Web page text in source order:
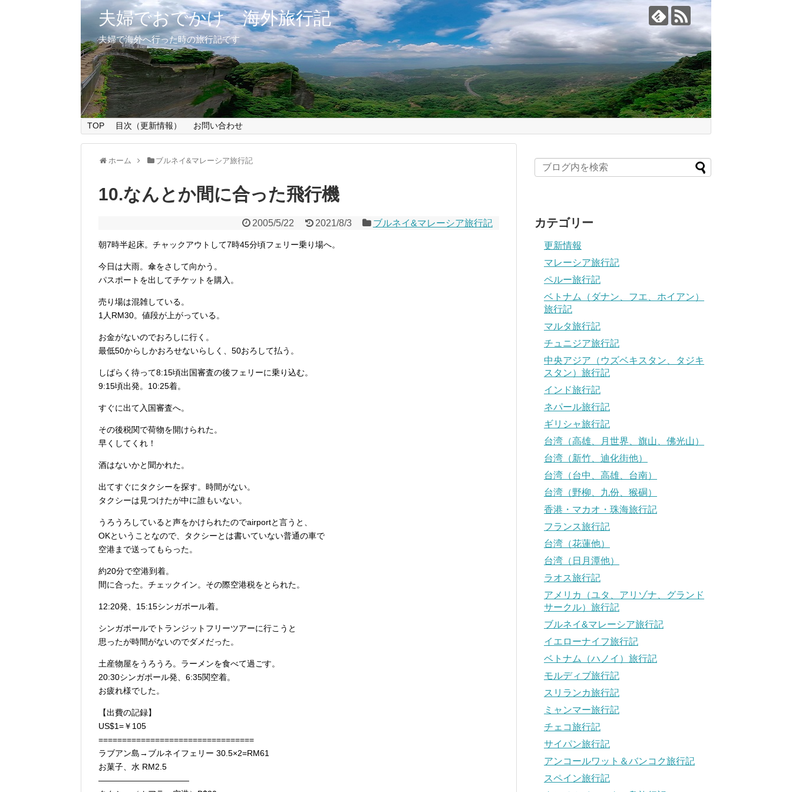
夫婦でおでかけ 海外旅行記
夫婦で海外へ行った時の旅行記です
TOP 目次（更新情報） お問い合わせ
ホーム ブルネイ&マレーシア旅行記
10.なんとか間に合った飛行機
2005/5/22 2021/8/3 ブルネイ&マレーシア旅行記
朝7時半起床。チャックアウトして7時45分頃フェリー乗り場へ。
今日は大雨。傘をさして向かう。
パスポートを出してチケットを購入。
売り場は混雑している。
1人RM30。値段が上がっている。
お金がないのでおろしに行く。
最低50からしかおろせないらしく、50おろして払う。
しばらく待って8:15頃出国審査の後フェリーに乗り込む。
9:15頃出発。10:25着。
すぐに出て入国審査へ。
その後税関で荷物を開けられた。
早くしてくれ！
酒はないかと聞かれた。
出てすぐにタクシーを探す。時間がない。
タクシーは見つけたが中に誰もいない。
うろうろしていると声をかけられたのでairportと言うと、
OKということなので、タクシーとは書いていない普通の車で
空港まで送ってもらった。
約20分で空港到着。
間に合った。チェックイン。その際空港税をとられた。
12:20発、15:15シンガポール着。
シンガポールでトランジットフリーツアーに行こうと
思ったが時間がないのでダメだった。
土産物屋をうろうろ。ラーメンを食べて過ごす。
20:30シンガポール発、6:35関空着。
お疲れ様でした。
【出費の記録】
US$1=￥105
=================================
ラブアン島→ブルネイフェリー 30.5×2=RM61
お菓子、水 RM2.5
———————————
カテゴリー
更新情報
マレーシア旅行記
ペルー旅行記
ベトナム（ダナン、フエ、ホイアン）
旅行記
マルタ旅行記
チュニジア旅行記
中央アジア（ウズベキスタン、タジキ
スタン）旅行記
インド旅行記
ネパール旅行記
ギリシャ旅行記
台湾（高雄、月世界、旗山、佛光山）
台湾（新竹、迪化街他）
台湾（台中、高雄、台南）
台湾（野柳、九份、猴硐）
香港・マカオ・珠海旅行記
フランス旅行記
台湾（花蓮他）
台湾（日月潭他）
ラオス旅行記
アメリカ（ユタ、アリゾナ、グランド
サークル）旅行記
ブルネイ&マレーシア旅行記
イエローナイフ旅行記
ベトナム（ハノイ）旅行記
モルディブ旅行記
スリランカ旅行記
ミャンマー旅行記
チェコ旅行記
サイパン旅行記
アンコールワット＆バンコク旅行記
スペイン旅行記